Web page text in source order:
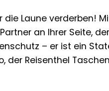
die Laune verderben!
an Ihrer Seite,
– er ist ein
der Reisenthel